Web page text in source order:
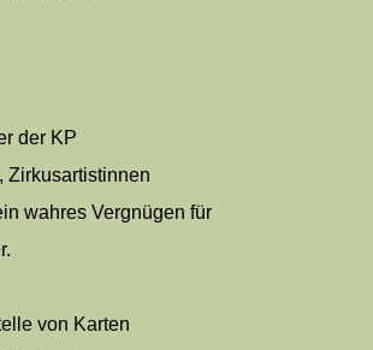
der KP
Zirkusartistinnen
wahres Vergnügen für
von Karten